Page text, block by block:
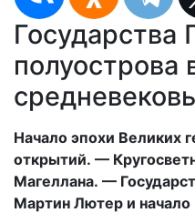
Государства
полуострова
Начало эпохи Великих
открытий. —
Магеллана. —
Мартин Лютер и